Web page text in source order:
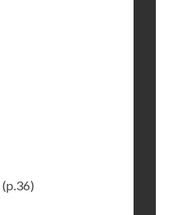
(p.36)